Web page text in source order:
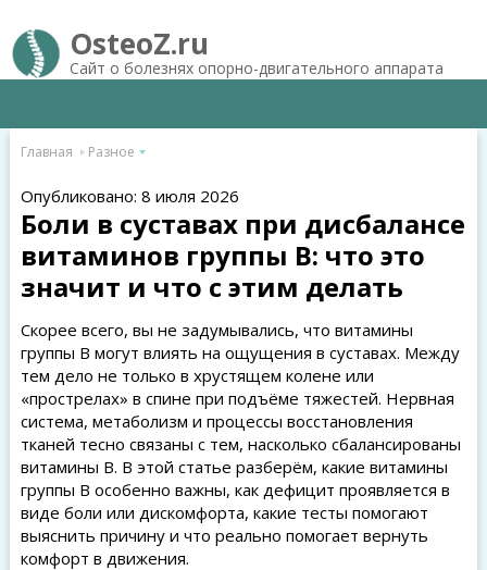
OsteoZ.ru
Сайт о болезнях опорно-двигательного аппарата
Главная Разное
Опубликовано: 8 июля 2026
Боли в суставах при дисбалансе
витаминов группы B: что это
значит и что с этим делать
Скорее всего, вы не задумывались, что витамины
группы B могут влиять на ощущения в суставах. Между
тем дело не только в хрустящем колене или
«прострелах» в спине при подъёме тяжестей. Нервная
система, метаболизм и процессы восстановления
тканей тесно связаны с тем, насколько сбалансированы
витамины B. В этой статье разберём, какие витамины
группы B особенно важны, как дефицит проявляется в
виде боли или дискомфорта, какие тесты помогают
выяснить причину и что реально помогает вернуть
комфорт в движения.